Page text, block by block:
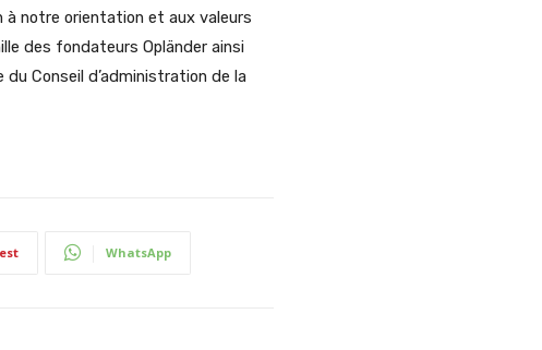
notre orientation et aux valeurs
des fondateurs Opländer ainsi
du Conseil d’administration de la
WhatsApp